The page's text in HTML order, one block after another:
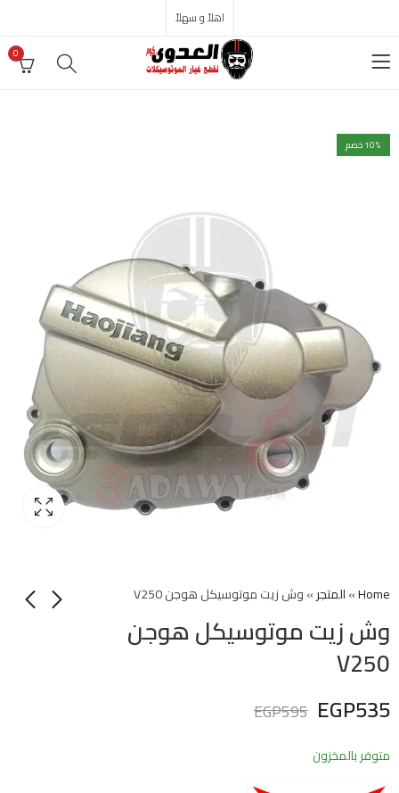
اهلاً و سهلاً
0
10% خصم
Home
»المتجر»وش زيت موتوسيكل هوجن V250
وش زيت موتوسيكل هوجن
V250
EGP535
EGP595
متوفر بالمخزون